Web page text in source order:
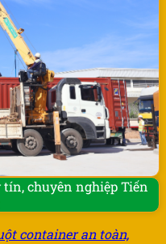
chuyên nghiệp Tiến
container an toàn,